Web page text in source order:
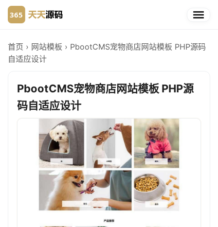
首页 › 网站模板 › PbootCMS宠物商店网站模板 PHP源码
自适应设计
PbootCMS宠物商店网站模板 PHP源
码自适应设计